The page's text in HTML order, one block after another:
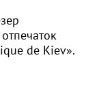
de Kiev».